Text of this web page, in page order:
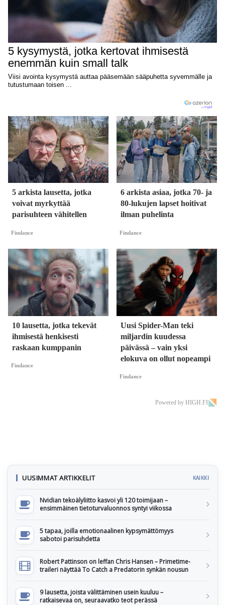
5 arkista lausetta, jotka
voivat myrkyttää
parisuhteen vähitellen
Findance
6 arkista asiaa, jotka 70- ja
80-lukujen lapset hoitivat
ilman puhelinta
Findance
10 lausetta, jotka tekevät
ihmisestä henkisesti
raskaan kumppanin
Findance
Uusi Spider-Man teki
miljardin kuudessa
päivässä – vain yksi
elokuva on ollut nopeampi
Findance
Powered by HIGH.FI
UUSIMMAT ARTIKKELIT KAIKKI
Nvidian tekoälyliitto kasvoi yli 120 toimijaan –
ensimmäinen tietoturvaluonnos syntyi viikossa
5 tapaa, joilla emotionaalinen kypsymättömyys
sabotoi parisuhdetta
Robert Pattinson on leffan Chris Hansen – Primetime-
traileri näyttää To Catch a Predatorin synkän nousun
9 lausetta, joista välittäminen usein kuuluu –
ratkaisevaa on, seuraavatko teot perässä